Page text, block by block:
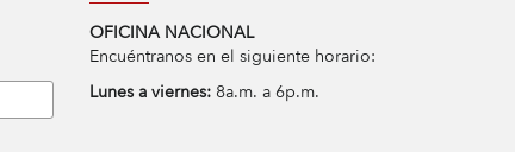
OFICINA NACIONAL
Encuéntranos en el siguiente horario:
Lunes a viernes: 8a.m. a 6p.m.